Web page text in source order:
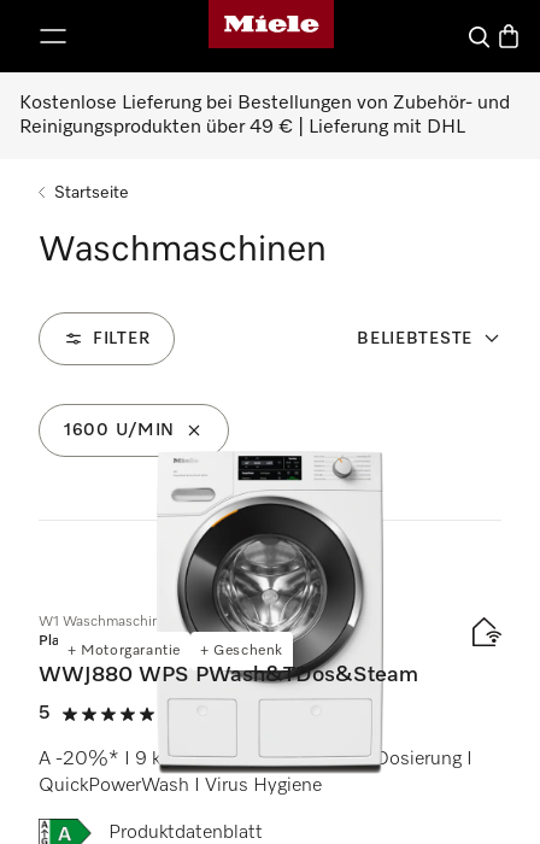
Miele-Homepage
Suche
Kostenlose Lieferung bei Bestellungen von Zubehör- und
Reinigungsprodukten über 49 € | Lieferung mit DHL
Startseite
Waschmaschinen
FILTER BELIEBTESTE
1600 U/MIN
5 Produkte
+ Motorgarantie + Geschenk
W1 Waschmaschine Frontlader:
Platinum
WWJ880 WPS PWash&TDos&Steam
5
5 von 5 Sternen
A -20%* I 9 kg I 1600 U/min I Autom. Dosierung I
QuickPowerWash I Virus Hygiene
Onlinelabel Image, Energielabel
Produktdatenblatt